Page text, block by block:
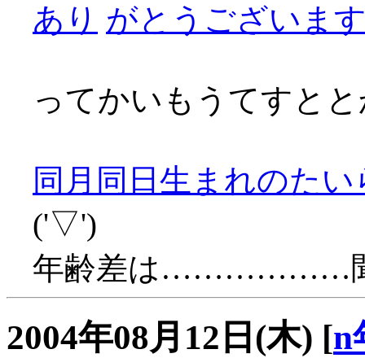
あり がとうございま
ってかいもうてすと
同月同日生まれのたい
('▽')
年齢差は………………聞
2004年08月12日(木) [n